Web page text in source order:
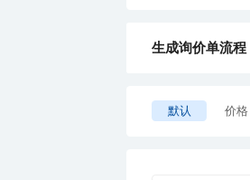
生成询价单流程
默认 价格